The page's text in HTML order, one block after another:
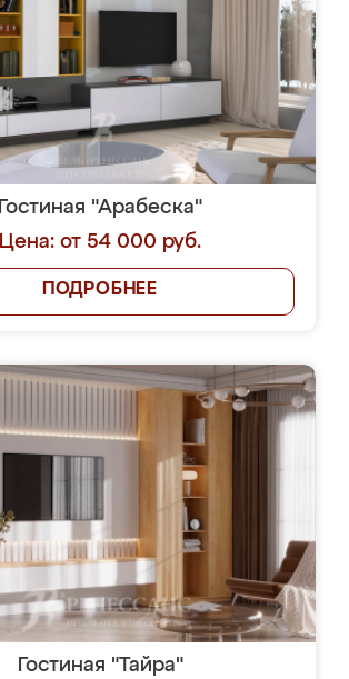
Гостиная "Арабеска"
Цена: от 54 000 руб.
ПОДРОБНЕЕ
Гостиная "Тайра"